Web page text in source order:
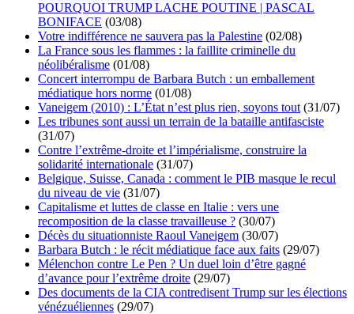
POURQUOI TRUMP LACHE POUTINE | PASCAL
BONIFACE (03/08)
Votre indifférence ne sauvera pas la Palestine (02/08)
La France sous les flammes : la faillite criminelle du
néolibéralisme (01/08)
Concert interrompu de Barbara Butch : un emballement
médiatique hors norme (01/08)
Vaneigem (2010) : L’État n’est plus rien, soyons tout (31/07)
Les tribunes sont aussi un terrain de la bataille antifasciste
(31/07)
Contre l’extrême-droite et l’impérialisme, construire la
solidarité internationale (31/07)
Belgique, Suisse, Canada : comment le PIB masque le recul
du niveau de vie (31/07)
Capitalisme et luttes de classe en Italie : vers une
recomposition de la classe travailleuse ? (30/07)
Décès du situationniste Raoul Vaneigem (30/07)
Barbara Butch : le récit médiatique face aux faits (29/07)
Mélenchon contre Le Pen ? Un duel loin d’être gagné
d’avance pour l’extrême droite (29/07)
Des documents de la CIA contredisent Trump sur les élections
vénézuéliennes (29/07)